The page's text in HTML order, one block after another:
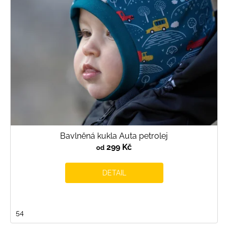
Bavlněná kukla Auta petrolej
od 299 Kč
DETAIL
54